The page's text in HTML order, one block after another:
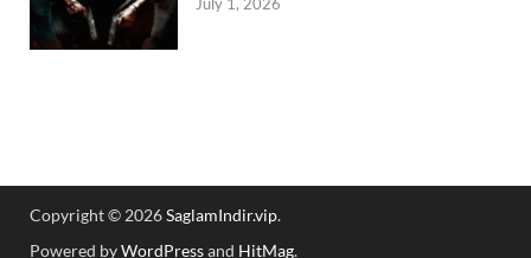
Copyright © 2026SaglamIndir.vip.
Powered byWordPressand HitMag.